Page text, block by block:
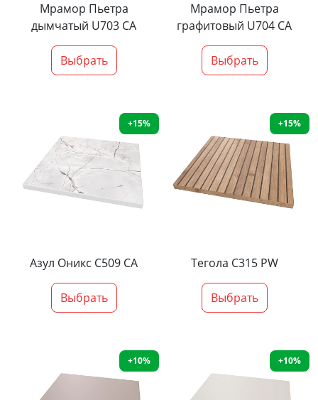
Мрамор Пьетра
дымчатый U703 CA
Выбрать
Мрамор Пьетра
графитовый U704 CA
Выбрать
+15%
Азул Оникс С509 СА
Выбрать
+15%
Тегола С315 PW
Выбрать
+10% +10%